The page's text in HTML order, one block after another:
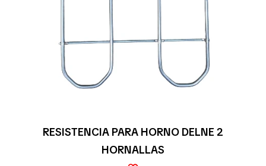
RESISTENCIA PARA HORNO DELNE 2
HORNALLAS
Refrigeración
Pequeños electrodomésticos